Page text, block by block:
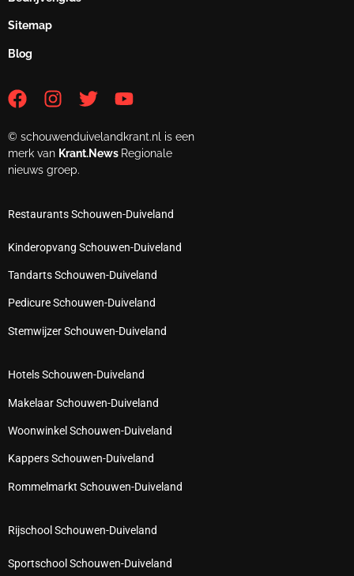
Sitemap
Blog
© schouwenduivelandkrant.nl is een
merk van Krant.News Regionale
nieuws groep.
Restaurants Schouwen-Duiveland
Kinderopvang Schouwen-Duiveland
Tandarts Schouwen-Duiveland
Pedicure Schouwen-Duiveland
Stemwijzer Schouwen-Duiveland
Hotels Schouwen-Duiveland
Makelaar Schouwen-Duiveland
Woonwinkel Schouwen-Duiveland
Kappers Schouwen-Duiveland
Rommelmarkt Schouwen-Duiveland
Rijschool Schouwen-Duiveland
Sportschool Schouwen-Duiveland